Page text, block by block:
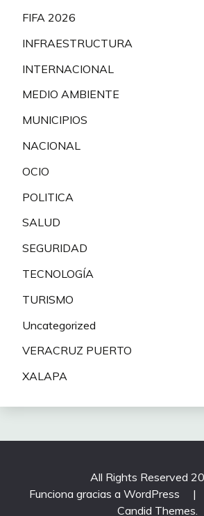
FIFA 2026
INFRAESTRUCTURA
INTERNACIONAL
MEDIO AMBIENTE
MUNICIPIOS
NACIONAL
OCIO
POLITICA
SALUD
SEGURIDAD
TECNOLOGÍA
TURISMO
Uncategorized
VERACRUZ PUERTO
XALAPA
All Rights Reserved
Funciona gracias a WordPress
|
Candid Themes.